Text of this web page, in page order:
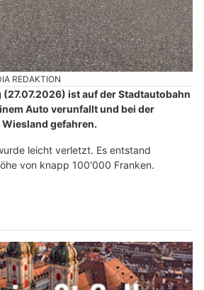
REDAKTION
ist auf der Stadtautobahn
Auto verunfallt und bei der
gefahren.
leicht verletzt. Es entstand
von knapp 100'000 Franken.